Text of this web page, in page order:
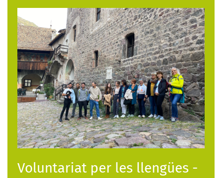
Voluntariat per les llengües -